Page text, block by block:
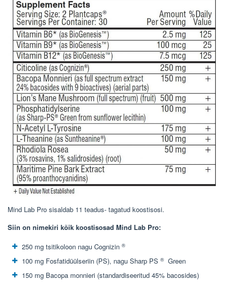
Mind Lab Pro sisaldab 11 teadus- tagatud koostisosi.
Siin on nimekiri kõik koostisosad Mind Lab Pro:
250 mg tsitikoloon nagu Cognizin ®
100 mg Fosfatidüülseriin (PS), nagu Sharp PS ® Green
150 mg Bacopa monnieri (standardiseeritud 45% bacosides)